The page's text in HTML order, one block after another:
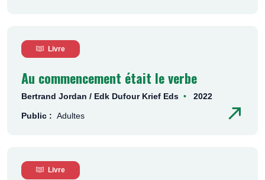
Livre
Au commencement était le verbe
Bertrand Jordan / Edk Dufour Krief Eds 2022
Public : Adultes
Livre